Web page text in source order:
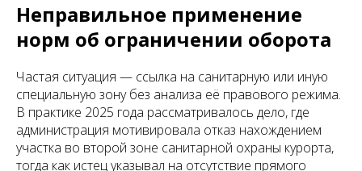
Неправильное применение
норм об ограничении оборота
Частая ситуация — ссылка на санитарную или иную
специальную зону без анализа её правового режима.
В практике 2025 года рассматривалось дело, где
администрация мотивировала отказ нахождением
участка во второй зоне санитарной охраны курорта,
тогда как истец указывал на отсутствие прямого